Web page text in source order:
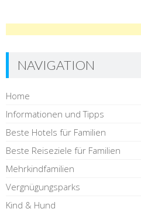
NAVIGATION
Home
Informationen und Tipps
Beste Hotels für Familien
Beste Reiseziele für Familien
Mehrkindfamilien
Vergnügungsparks
Kind & Hund